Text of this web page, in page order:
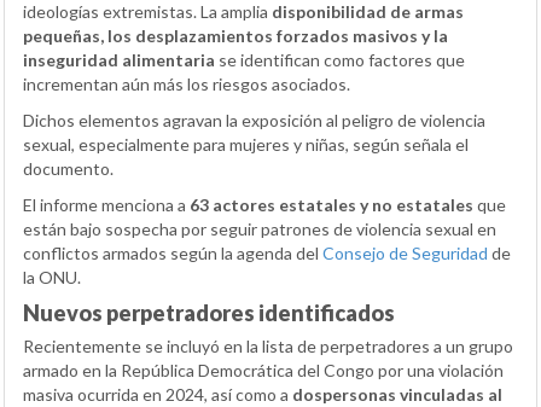
ideologías extremistas. La amplia disponibilidad de armas
pequeñas, los desplazamientos forzados masivos y la
inseguridad alimentaria se identifican como factores que
incrementan aún más los riesgos asociados.
Dichos elementos agravan la exposición al peligro de violencia
sexual, especialmente para mujeres y niñas, según señala el
documento.
El informe menciona a 63 actores estatales y no estatales que
están bajo sospecha por seguir patrones de violencia sexual en
conflictos armados según la agenda del Consejo de Seguridad de
la ONU.
Nuevos perpetradores identificados
Recientemente se incluyó en la lista de perpetradores a un grupo
armado en la República Democrática del Congo por una violación
masiva ocurrida en 2024, así como a dospersonas vinculadas al